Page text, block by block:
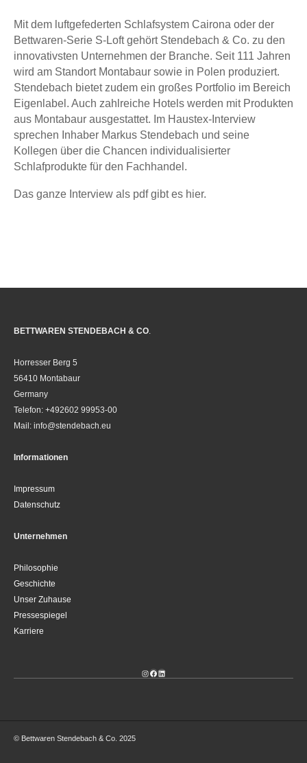
Mit dem luftgefederten Schlafsystem Cairona oder der
Bettwaren-Serie S-Loft gehört Stendebach & Co. zu den
innovativsten Unternehmen der Branche. Seit 111 Jahren
wird am Standort Montabaur sowie in Polen produziert.
Stendebach bietet zudem ein großes Portfolio im Bereich
Eigenlabel. Auch zahlreiche Hotels werden mit Produkten
aus Montabaur ausgestattet. Im Haustex-Interview
sprechen Inhaber Markus Stendebach und seine
Kollegen über die Chancen individualisierter
Schlafprodukte für den Fachhandel.
Das ganze Interview als pdf gibt es hier.
BETTWAREN STENDEBACH & CO
Horresser Berg 5
56410 Montabaur
Germany
Telefon: +492602 99953-00
Mail: info@stendebach.eu
Informationen
Impressum
Datenschutz
Unternehmen
Philosophie
Geschichte
Unser Zuhause
Pressespiegel
Karriere
Instagram
Facebook
LinkedIn
© Bettwaren Stendebach & Co. 2025